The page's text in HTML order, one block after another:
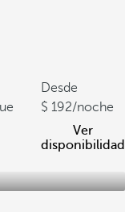
Desde
192/noche
Ver
disponibilidad